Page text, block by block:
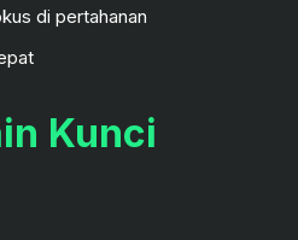
di pertahanan
Kunci